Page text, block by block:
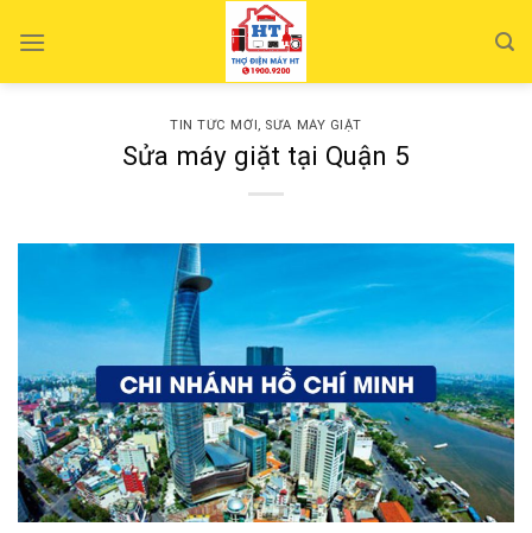
TIN TỨC MỚI, SỬA MÁY GIẶT
Sửa máy giặt tại Quận 5